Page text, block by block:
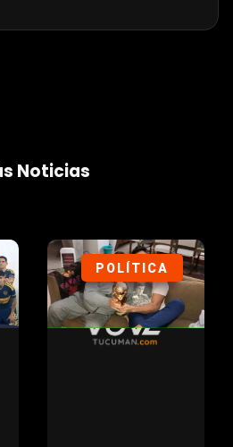
Noticias
POLÍTICA